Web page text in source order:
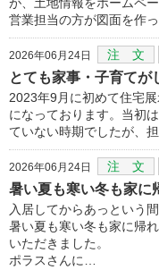
営業担当の方が図面を作
2026年06月24日 注 文
とても家事・子育てが
2023年9月に初めて住宅
になっております。当初
ていない時期でしたが、
2026年06月24日 注 文
暑い夏も寒い冬も家に
入居してからあっという
暑い夏も寒い冬も家に帰
いただきました。
ポラスさんに…